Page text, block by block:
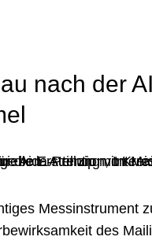
nach der
Messinstrument
des